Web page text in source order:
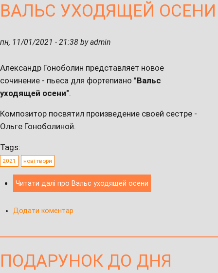
ВАЛЬС УХОДЯЩЕЙ ОСЕНИ
пн, 11/01/2021 - 21:38 by admin
Александр Гоноболин представляет новое
сочинение - пьеса для фортепиано "Вальс
уходящей осени".
Композитор посвятил произведение своей сестре -
Ольге Гоноболиной.
Tags:
2021 нові твори
Читати далі про Вальс уходящей осени
Додати коментар
ПОДАРУНОК ДО ДНЯ